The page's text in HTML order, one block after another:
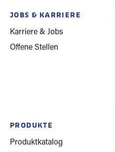
JOBS & KARRIERE
Karriere & Jobs
Offene Stellen
PRODUKTE
Produktkatalog